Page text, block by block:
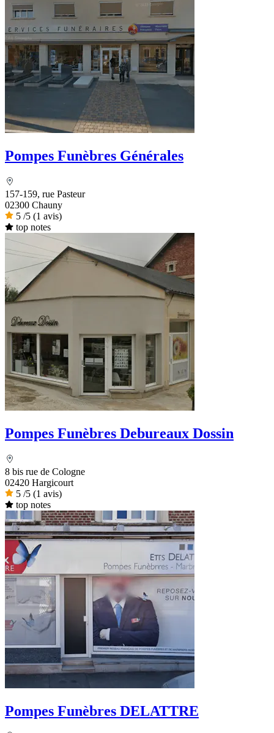
Pompes Funèbres Générales
157-159, rue Pasteur
02300 Chauny
5 /5 (1 avis)
top notes
Pompes Funèbres Debureaux Dossin
8 bis rue de Cologne
02420 Hargicourt
5 /5 (1 avis)
top notes
Pompes Funèbres DELATTRE